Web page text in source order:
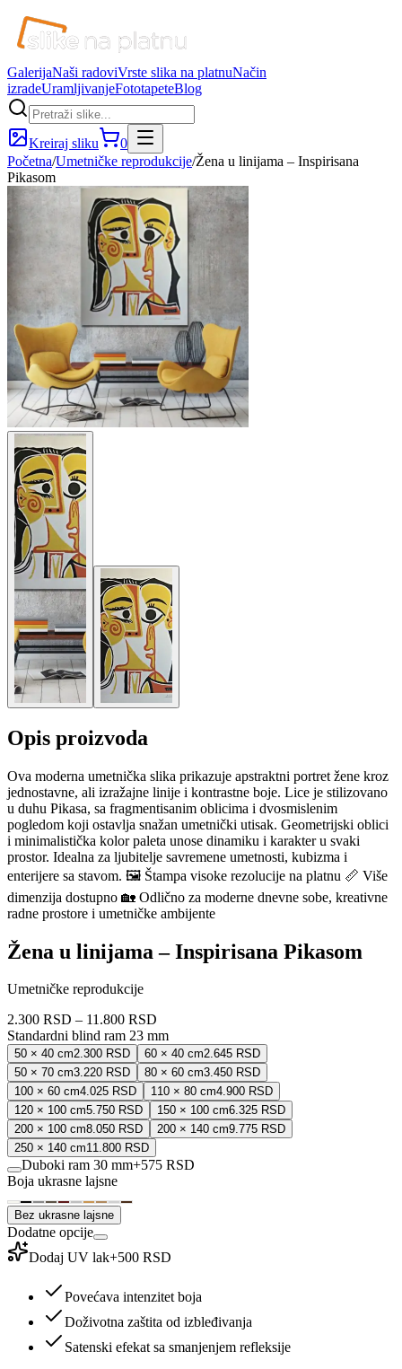
GalerijaNaši radoviVrste slika na platnuNačin
izradeUramljivanjeFototapeteBlog
Kreiraj sliku
0
Početna/Umetničke reprodukcije/Žena u linijama – Inspirisana
Pikasom
Opis proizvoda
Ova moderna umetnička slika prikazuje apstraktni portret žene kroz
jednostavne, ali izražajne linije i kontrastne boje. Lice je stilizovano
u duhu Pikasa, sa fragmentisanim oblicima i dvosmislenim
pogledom koji ostavlja snažan umetnički utisak. Geometrijski oblici
i minimalistička kolor paleta unose dinamiku i karakter u svaki
prostor. Idealna za ljubitelje savremene umetnosti, kubizma i
enterijere sa stavom. 🖼️ Štampa visoke rezolucije na platnu 📏 Više
dimenzija dostupno 🏡 Odlično za moderne dnevne sobe, kreativne
radne prostore i umetničke ambijente
Žena u linijama – Inspirisana Pikasom
Umetničke reprodukcije
2.300 RSD – 11.800 RSD
Standardni blind ram 23 mm
50 × 40 cm2.300 RSD 60 × 40 cm2.645 RSD
50 × 70 cm3.220 RSD 80 × 60 cm3.450 RSD
100 × 60 cm4.025 RSD 110 × 80 cm4.900 RSD
120 × 100 cm5.750 RSD 150 × 100 cm6.325 RSD
200 × 100 cm8.050 RSD 200 × 140 cm9.775 RSD
250 × 140 cm11.800 RSD
Duboki ram 30 mm+575 RSD
Boja ukrasne lajsne
Bez ukrasne lajsne
Dodatne opcije
Dodaj UV lak+500 RSD
Povećava intenzitet boja
Doživotna zaštita od izbleđivanja
Satenski efekat sa smanjenjem refleksije